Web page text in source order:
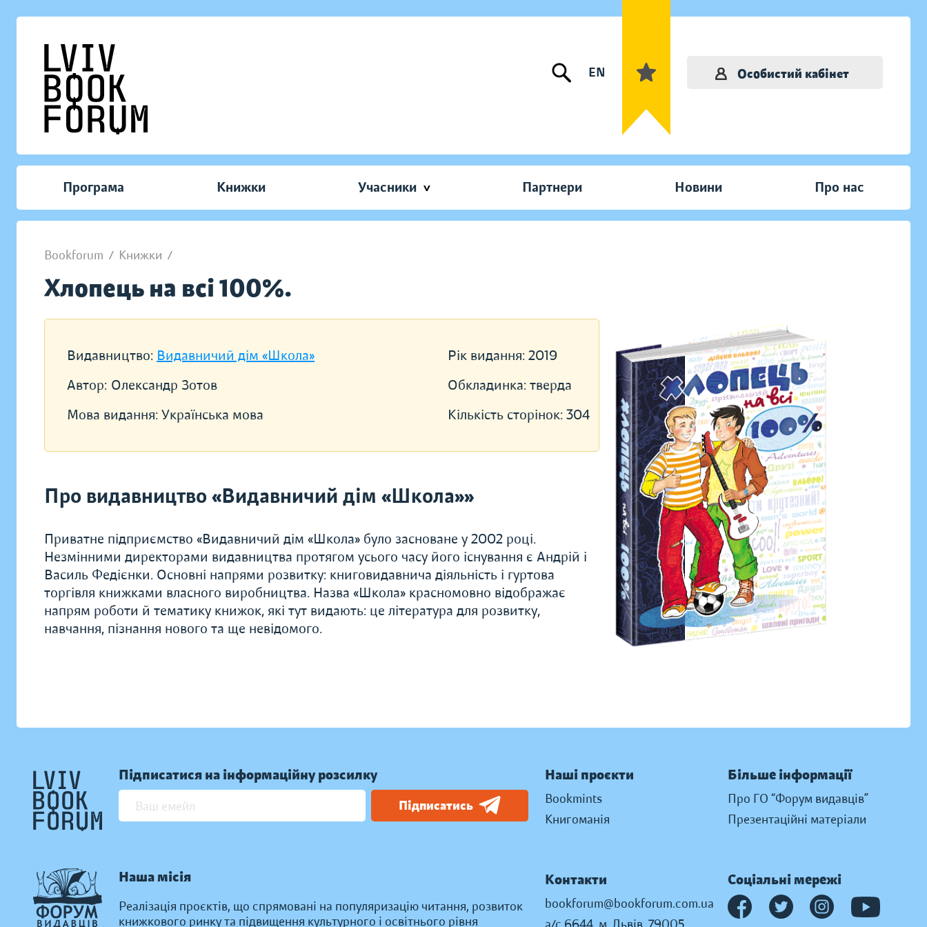
EN Особистий кабінет
Програма Книжки Учасники Партнери Новини Про нас
Bookforum / Книжки /
Хлопець на всі 100%.
Видавництво: Видавничий дім «Школа»
Автор: Олександр Зотов
Мова видання: Українська мова
Рік видання: 2019
Обкладинка: тверда
Кількість сторінок: 304
Про видавництво «Видавничий дім «Школа»»
Приватне підприємство «Видавничий дім «Школа» було засноване у 2002 році.
Незмінними директорами видавництва протягом усього часу його існування є Андрій і
Василь Федієнки. Основні напрями розвитку: книговидавнича діяльність і гуртова
торгівля книжками власного виробництва. Назва «Школа» красномовно відображає
напрям роботи й тематику книжок, які тут видають: це література для розвитку,
навчання, пізнання нового та ще невідомого.
Підписатися на інформаційну розсилку
Підписатись
Наша місія
Реалізація проєктів, що спрямовані на популяризацію читання, розвиток
книжкового ринку та підвищення культурного і освітнього рівня
Наші проєкти
Bookmints
Книгоманія
Більше інформації
Про ГО “Форум видавців”
Презентаційні матеріали
Контакти
bookforum@bookforum.com.ua
Соціальні мережі